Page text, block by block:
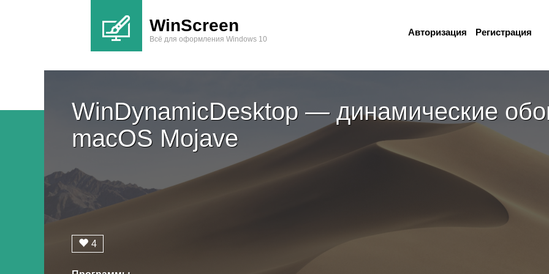
WinScreen
Всё для оформления Windows 10
Авторизация Регистрация
WinDynamicDesktop — динамические
macOS Mojave
4